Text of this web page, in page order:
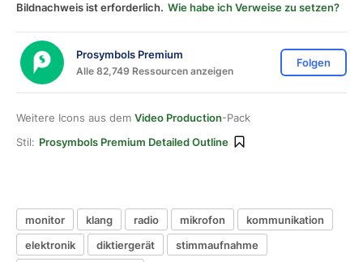
Bildnachweis ist erforderlich. Wie habe ich Verweise zu setzen?
Prosymbols Premium
Alle 82,749 Ressourcen anzeigen
Folgen
Weitere Icons aus dem Video Production-Pack
Stil: Prosymbols Premium Detailed Outline
monitor klang radio mikrofon
kommunikation
elektronik
diktiergerät
stimmaufnahme